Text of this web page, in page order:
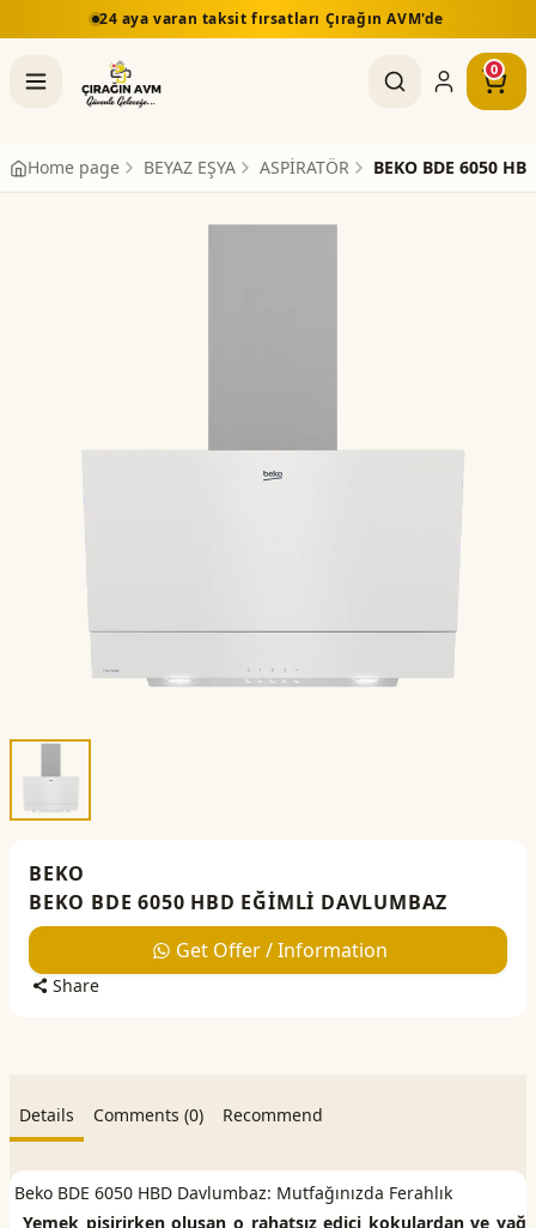
24 aya varan taksit fırsatları Çırağın AVM'de
0
Home page BEYAZ EŞYA ASPİRATÖR BEKO BDE 6050
BEKO
BEKO BDE 6050 HBD EĞİMLİ DAVLUMBAZ
Get Offer / Information
Share
Details Comments (0) Recommend
Beko BDE 6050 HBD Davlumbaz: Mutfağınızda Ferahlık
Yemek pişirirken oluşan o rahatsız edici kokulardan ve yağ